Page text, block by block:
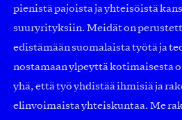
pienistä pajoista ja yhteisöistä
suuryrityksiin. Meidät on
edistämään suomalaista työtä ja
nostamaan ylpeyttä kotimaisesta
yhä, että työ yhdistää ihmisiä ja
elinvoimaista yhteiskuntaa. Me